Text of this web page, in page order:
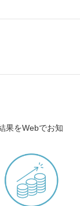
果をWebでお知